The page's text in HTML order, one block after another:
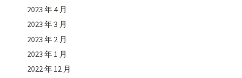
2023 年 4 月
2023 年 3 月
2023 年 2 月
2023 年 1 月
2022 年 12 月